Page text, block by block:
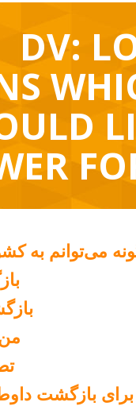
DV:
می‌توانم به
بازگشت